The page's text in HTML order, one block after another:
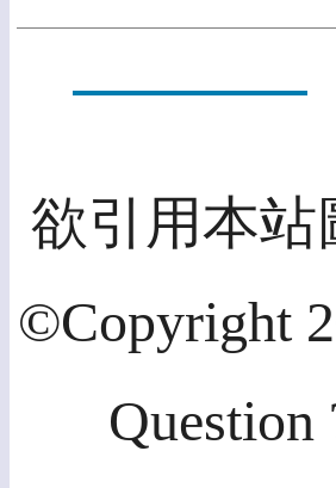
欲引用本站
©Copyright
Question